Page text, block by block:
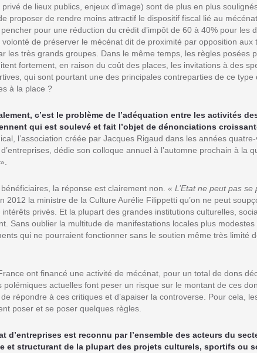
de lieux publics, enjeux d’image) sont de plus en plus
proposer de rendre moins attractif le dispositif fiscal lié au
pour une réduction du crédit d’impôt de 60 à 40% pour les
volonté de préserver le mécénat dit de proximité par opposition aux
les très grands groupes. Dans le même temps, les règles posées
fortement, en raison du coût des places, les invitations à des
qui sont pourtant une des principales contreparties de ce type
à la place ?
c’est le problème de l’adéquation entre les activités
qui est soulevé et fait l’objet de dénonciations
l’association créée par Jacques Rigaud dans les années
dédie son colloque annuel à l’automne prochain à la
la réponse est clairement non. « L’Etat ne peut pas se
2012 la ministre de la Culture Aurélie Filippetti qu’on ne peut
privés. Et la plupart des grandes institutions culturelles,
Sans oublier la multitude de manifestations locales plus
qui ne pourraient fonctionner sans le soutien même très limité
ont financé une activité de mécénat, pour un total de dons
polémiques actuelles font peser un risque sur le montant de ces
répondre à ces critiques et d’apaiser la controverse. Pour cela,
poser et se poser quelques règles.
d’entreprises est reconnu par l’ensemble des acteurs du
et structurant de la plupart des projets culturels, sportifs ou